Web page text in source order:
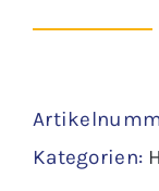
62
Menge
Kategorien: